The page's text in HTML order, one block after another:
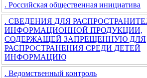
. Российская общественная инициатива
. СВЕДЕНИЯ ДЛЯ
ИНФОРМАЦИОННОЙ ПРОДУКЦИИ,
СОДЕРЖАЩЕЙ ЗАПРЕЩЕННУЮ ДЛЯ
РАСПРОСТРАНЕНИЯ СРЕДИ ДЕТЕЙ
ИНФОРМАЦИЮ
. Ведомственный контроль